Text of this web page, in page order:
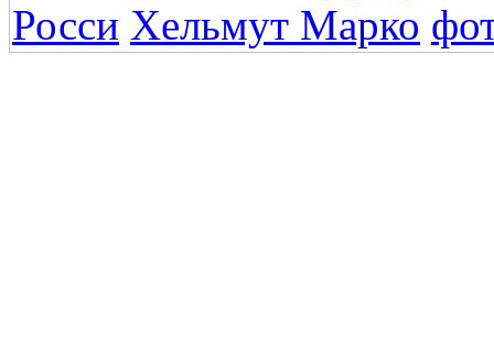
Росси Хельмут Марко